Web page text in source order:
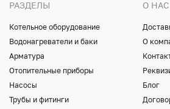
РАЗДЕЛЫ
Котельное оборудование
Водонагреватели и баки
Арматура
Отопительные приборы
Насосы
Трубы и фитинги
О НАС
О
Блог